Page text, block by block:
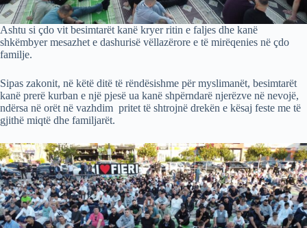
Ashtu si çdo vit besimtarët kanë kryer ritin e faljes dhe kanë
shkëmbyer mesazhet e dashurisë vëllazërore e të mirëqenies në çdo
familje.
Sipas zakonit, në këtë ditë të rëndësishme për myslimanët, besimtarët
kanë prerë kurban e një pjesë ua kanë shpërndarë njerëzve në nevojë,
ndërsa në orët në vazhdim pritet të shtrojnë drekën e kësaj feste me të
gjithë miqtë dhe familjarët.